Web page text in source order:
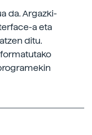
da. Argazki-
a eta
ditu.
formatutako